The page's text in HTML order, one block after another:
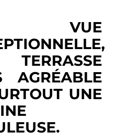
cuisine traditionnelle
avec
de saison. Ces produits